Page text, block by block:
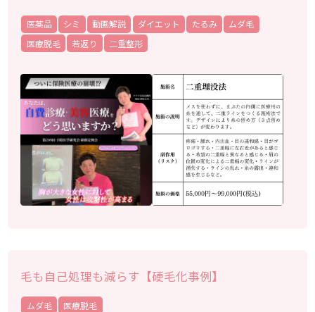
医薬品 シミ 動画解説 ダイエット たるみ
ムダ毛
医療脱毛
若返り 二重整形
毛も自己処理も減らす【硬毛化事例】
ムダ毛 医療脱毛